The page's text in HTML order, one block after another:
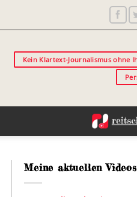
Kein Klartext-Journalismus ohne
Meine aktuellen Videos